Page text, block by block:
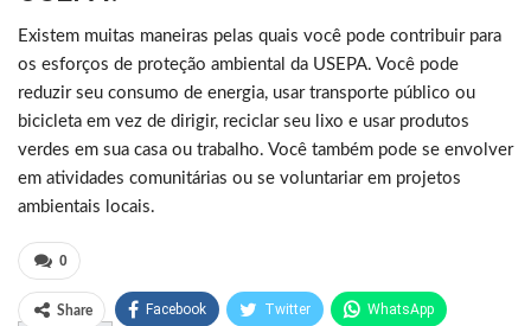
Existem muitas maneiras pelas quais você pode contribuir para
os esforços de proteção ambiental da USEPA. Você pode
reduzir seu consumo de energia, usar transporte público ou
bicicleta em vez de dirigir, reciclar seu lixo e usar produtos
verdes em sua casa ou trabalho. Você também pode se envolver
em atividades comunitárias ou se voluntariar em projetos
ambientais locais.
0
Share Facebook Twitter WhatsApp